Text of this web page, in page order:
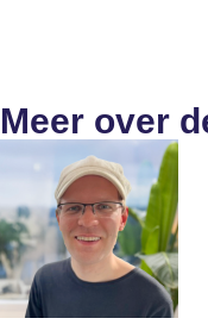
Meer over